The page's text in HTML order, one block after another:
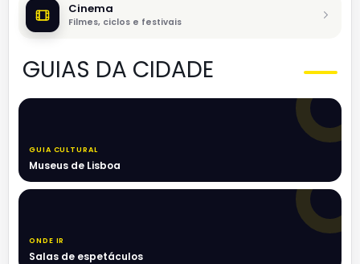
Cinema
Filmes, ciclos e festivais
GUIAS DA CIDADE
GUIA CULTURAL
Museus de Lisboa
ONDE IR
Salas de espetáculos